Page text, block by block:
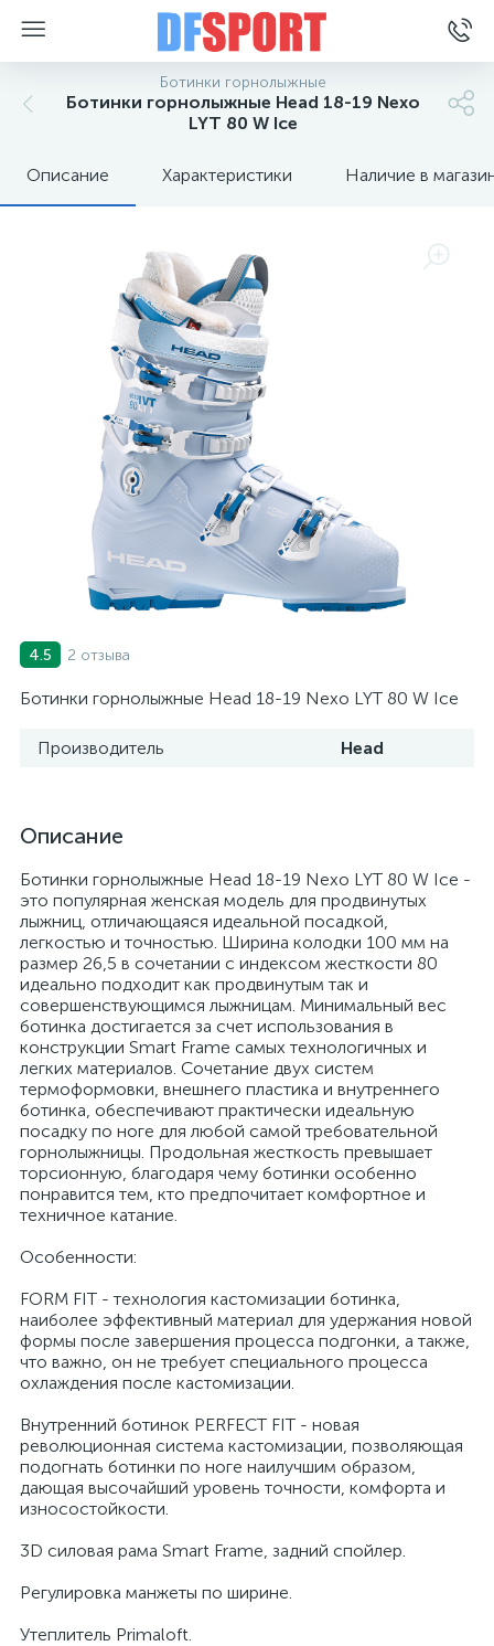
Ботинки горнолыжные
Ботинки горнолыжные Head 18-19 Nexo
LYT 80 W Ice
Описание Характеристики Наличие в
4.5 2 отзыва
Ботинки горнолыжные Head 18-19 Nexo LYT 80 W Ice
Производитель Head
Описание
Ботинки горнолыжные Head 18-19 Nexo LYT 80 W Ice -
это популярная женская модель для продвинутых
лыжниц, отличающаяся идеальной посадкой,
легкостью и точностью. Ширина колодки 100 мм на
размер 26,5 в сочетании с индексом жесткости 80
идеально подходит как продвинутым так и
совершенствующимся лыжницам. Минимальный вес
ботинка достигается за счет использования в
конструкции Smart Frame самых технологичных и
легких материалов. Сочетание двух систем
термоформовки, внешнего пластика и внутреннего
ботинка, обеспечивают практически идеальную
посадку по ноге для любой самой требовательной
горнолыжницы. Продольная жесткость превышает
торсионную, благодаря чему ботинки особенно
понравится тем, кто предпочитает комфортное и
техничное катание.
Особенности:
FORM FIT - технология кастомизации ботинка,
наиболее эффективный материал для удержания новой
формы после завершения процесса подгонки, а также,
что важно, он не требует специального процесса
охлаждения после кастомизации.
Внутренний ботинок PERFECT FIT - новая
революционная система кастомизации, позволяющая
подогнать ботинки по ноге наилучшим образом,
дающая высочайший уровень точности, комфорта и
износостойкости.
3D силовая рама Smart Frame, задний спойлер.
Регулировка манжеты по ширине.
Утеплитель Primaloft.